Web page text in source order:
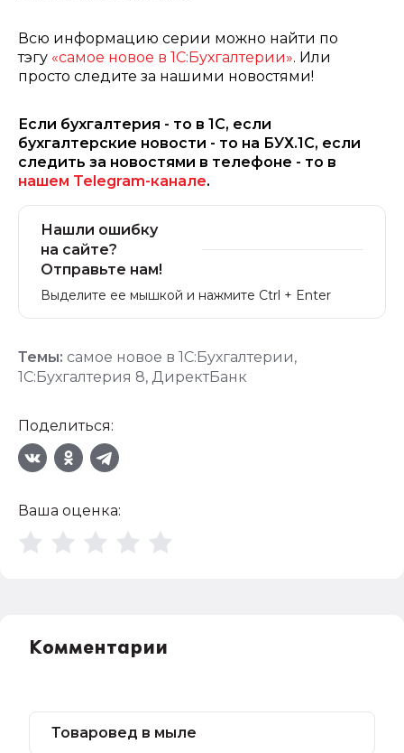
Всю информацию серии можно найти по
тэгу «самое новое в 1С:Бухгалтерии». Или
просто следите за нашими новостями!
Если бухгалтерия - то в 1С, если
бухгалтерские новости - то на БУХ.1С, если
следить за новостями в телефоне - то в
нашем Telegram-канале.
Нашли ошибку
на сайте?
Отправьте нам!
Выделите ее мышкой и нажмите Ctrl + Enter
Темы: самое новое в 1С:Бухгалтерии,
1С:Бухгалтерия 8, ДиректБанк
Поделиться:
Ваша оценка:
Комментарии